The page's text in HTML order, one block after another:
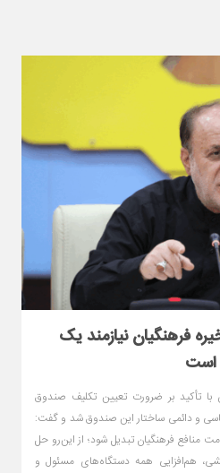
فرهنگیان نیازمند یک
است
تأکید بر ضرورت تعیین تکلیف صندوق
و دائمی ساختار این صندوق شد و گفت:
منافع فرهنگیان تبدیل شود؛ از این‌رو حل
هم‌افزایی همه دستگاه‌های مسئول و